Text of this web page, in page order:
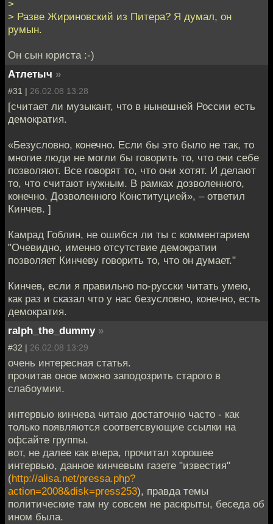
>
> Разве Жириновский из Питера? Я думал, он
румын.
Он сын юриста :-)
Атлетыч »
#31 | 26.02.08 13:28
[считает ли музыкант, что в нынешней России есть
демократия.
«Безусловно, конечно. Если бы это было не так, то
многие люди не могли бы говорить то, что они себе
позволяют. Все говорят то, что они хотят. И делают
то, что считают нужным. В рамках дозволенного,
конечно. Дозволенного Конституцией», – ответил
Кинчев. ]
Камрад Гоблин, не ошибся ли ты с комментарием
"Очевидно, именно отсутствие демократии
позволяет Кинчеву говорить то, что он думает."
Кинчев, если я правильно по-русски читать умею,
как раз и сказал что у нас безусловно, конечно, есть
демократия.
ralph_the_dummy »
#32 | 26.02.08 13:29
очень интересная статья.
прочитав оное можно заподозрить старого в
слабоумии.
интервью кинчева читаю достаточно часто - как
только появляются соответсвующие ссылки на
офсайте группы.
вот, не далее как вчера, прочитал хорошее
интервью, данное кинчевым газете "известия"
(http://alisa.net/pressa.php?
action=2008&disk=press253), правда темы
политические там ну совсем не раскрыты, беседа об
ином была.